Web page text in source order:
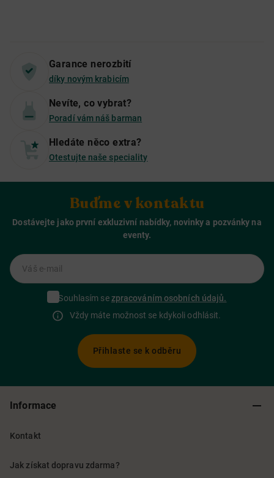
Garance nerozbití
díky novým krabicím
Nevíte, co vybrat?
Poradí vám náš barman
Hledáte něco extra?
Otestujte naše speciality
Buďme v kontaktu
Dostávejte jako první exkluzivní nabídky, novinky a pozvánky na
eventy.
Váš e-mail
Souhlasím sezpracováním osobních údajů.
Vždy máte možnost se kdykoli odhlásit.
Přihlaste se k odběru
Informace
Kontakt
Jak získat dopravu zdarma?